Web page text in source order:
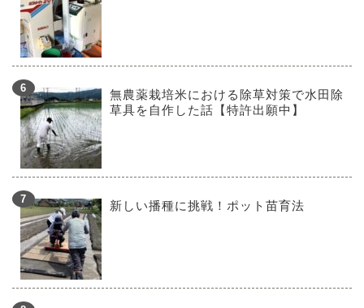
無農薬栽培米における除草対策で水田除
草具を自作した話【特許出願中】
新しい播種に挑戦！ポット苗育法